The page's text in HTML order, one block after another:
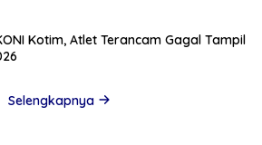
Kotim, Atlet Terancam Gagal Tampil
Selengkapnya